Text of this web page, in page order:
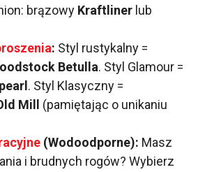
brązowy Kraftliner lub
: Styl rustykalny =
Betulla. Styl Glamour =
. Styl Klasyczny =
Mill
(pamiętając o unikaniu
(Wodoodporne): Masz
i brudnych rogów? Wybierz